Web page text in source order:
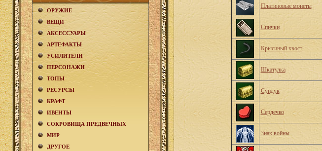
ОРУЖИЕ
ВЕЩИ
АКCЕСCУАРЫ
АРТЕФАКТЫ
УСИЛИТЕЛИ
ПЕРСОНАЖИ
ТОПЫ
РЕСУРСЫ
КРАФТ
ИВЕНТЫ
СОКРОВИЩА ПРЕДВЕЧНЫХ
МИР
ДРУГОЕ
Платиновые монеты
Спички
Крысиный хвост
Шкатулка
Сундук
Сердечко
Знак войны